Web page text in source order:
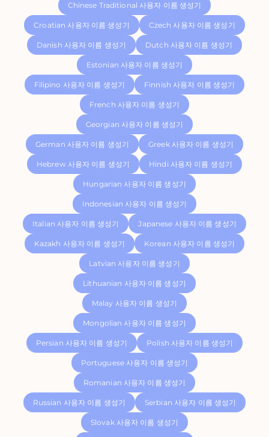
Chinese Traditional 사용자 이름 생성기
Croatian 사용자 이름 생성기 Czech 사용자 이름 생성기
Danish 사용자 이름 생성기 Dutch 사용자 이름 생성기
Estonian 사용자 이름 생성기
Filipino 사용자 이름 생성기 Finnish 사용자 이름 생성기
French 사용자 이름 생성기
Georgian 사용자 이름 생성기
German 사용자 이름 생성기 Greek 사용자 이름 생성기
Hebrew 사용자 이름 생성기 Hindi 사용자 이름 생성기
Hungarian 사용자 이름 생성기
Indonesian 사용자 이름 생성기
Italian 사용자 이름 생성기 Japanese 사용자 이름 생성기
Kazakh 사용자 이름 생성기 Korean 사용자 이름 생성기
Latvian 사용자 이름 생성기
Lithuanian 사용자 이름 생성기
Malay 사용자 이름 생성기
Mongolian 사용자 이름 생성기
Persian 사용자 이름 생성기 Polish 사용자 이름 생성기
Portuguese 사용자 이름 생성기
Romanian 사용자 이름 생성기
Russian 사용자 이름 생성기 Serbian 사용자 이름 생성기
Slovak 사용자 이름 생성기